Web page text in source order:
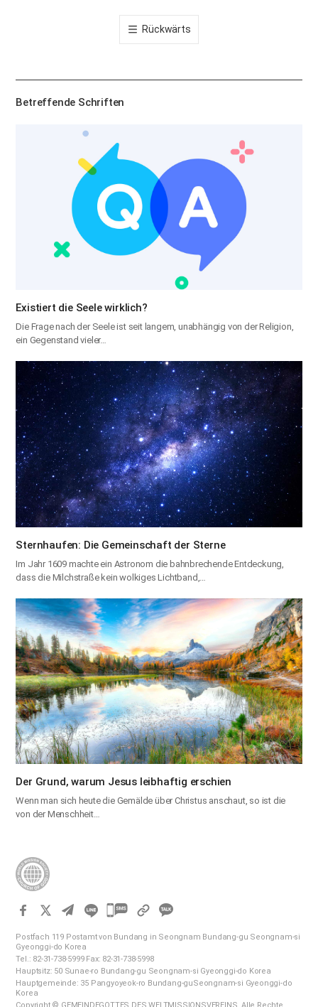
톡
공
기
Rückwärts
Betreffende Schriften
Existiert die Seele wirklich?
Die Frage nach der Seele ist seit langem, unabhängig von der Religion,
ein Gegenstand vieler…
Sternhaufen: Die Gemeinschaft der Sterne
Im Jahr 1609 machte ein Astronom die bahnbrechende Entdeckung,
dass die Milchstraße kein wolkiges Lichtband,…
Der Grund, warum Jesus leibhaftig erschien
Wenn man sich heute die Gemälde über Christus anschaut, so ist die
von der Menschheit…
카
공
Postfach 119 Postamt von Bundang in Seongnam Bundang-gu Seongnam-si
Gyeonggi-do Korea
Tel.: 82-31-738-5999 Fax: 82-31-738-5998
Hauptsitz: 50 Sunae-ro Bundang-gu Seongnam-si Gyeonggi-do Korea
Hauptgemeinde: 35 Pangyoyeok-ro Bundang-guSeongnam-si Gyeonggi-do
Korea